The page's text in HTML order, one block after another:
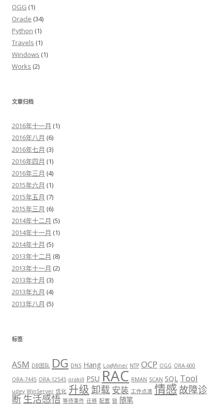
OGG (1)
Oracle (34)
Python (1)
Travels (1)
Windows (1)
Works (2)
文章归档
2016年十一月 (1)
2016年八月 (6)
2016年七月 (3)
2016年四月 (1)
2016年三月 (4)
2015年六月 (1)
2015年五月 (7)
2015年三月 (6)
2014年十二月 (5)
2014年十一月 (1)
2014年十月 (5)
2013年十二月 (8)
2013年十一月 (2)
2013年十月 (3)
2013年九月 (4)
2013年八月 (5)
标签
ASM DB团队 DG DNS Hang LogMiner NTP OCP OGG ORA-600
ORA-7445 ORA-12545 orakill PSU RAC RMAN SCAN SQL Tool
udev WinServer 优化 升级 卸载 安装 工作点滴 情感故障诊
断生活感悟 等待事件 迁移 配置 锁 随笔